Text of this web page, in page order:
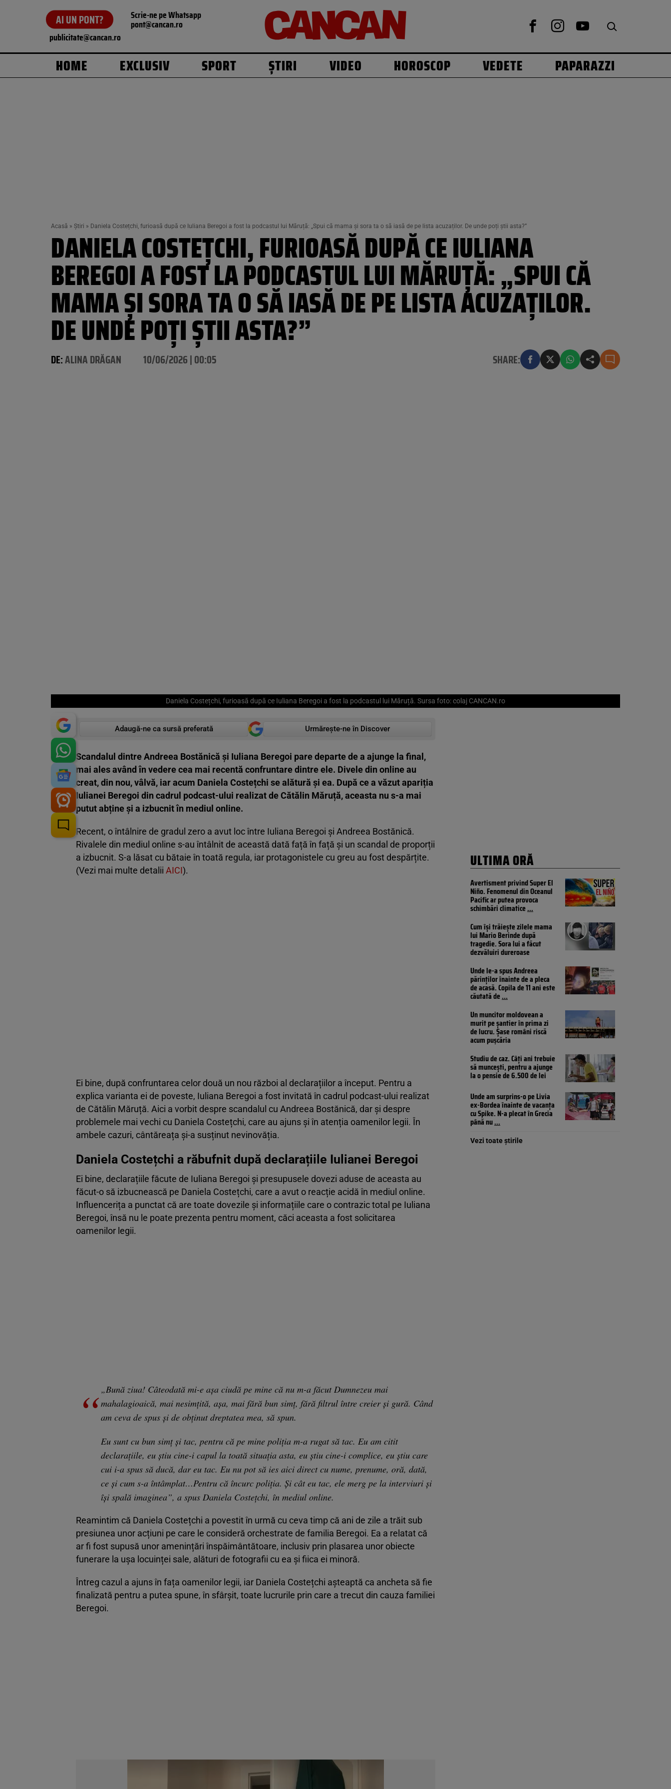
AI UN PONT? Scrie-ne pe Whatsapp
pont@cancan.ro
publicitate@cancan.ro
HOME EXCLUSIV SPORT ȘTIRI VIDEO HOROSCOP VEDETE PAPARAZZI
Acasă » Știri » Daniela Costețchi, furioasă după ce Iuliana Beregoi a fost la podcastul lui Măruță: „Spui că mama și sora ta o să iasă de pe lista acuzaților. De unde poți știi asta?”
DANIELA COSTEȚCHI, FURIOASĂ DUPĂ CE IULIANA
BEREGOI A FOST LA PODCASTUL LUI MĂRUȚĂ: „SPUI CĂ
MAMA ȘI SORA TA O SĂ IASĂ DE PE LISTA ACUZAȚILOR.
DE UNDE POȚI ȘTII ASTA?”
DE:ALINA DRĂGAN 10/06/2026 | 00:05 SHARE:
Daniela Costețchi, furioasă după ce Iuliana Beregoi a fost la podcastul lui Măruță. Sursa foto: colaj CANCAN.ro
Adaugă-ne ca sursă preferată Urmărește-ne în Discover
Scandalul dintre Andreea Bostănică și Iuliana Beregoi pare departe de a ajunge la final,
mai ales având în vedere cea mai recentă confruntare dintre ele. Divele din online au
creat, din nou, vâlvă, iar acum Daniela Costețchi se alătură și ea. După ce a văzut apariția
Iulianei Beregoi din cadrul podcast-ului realizat de Cătălin Măruță, aceasta nu s-a mai
putut abține și a izbucnit în mediul online.
Recent, o întâlnire de gradul zero a avut loc între Iuliana Beregoi și Andreea Bostănică.
Rivalele din mediul online s-au întâlnit de această dată față în față și un scandal de proporții
a izbucnit. S-a lăsat cu bătaie în toată regula, iar protagonistele cu greu au fost despărțite.
(Vezi mai multe detalii AICI).
Ei bine, după confruntarea celor două un nou război al declarațiilor a început. Pentru a
explica varianta ei de poveste, Iuliana Beregoi a fost invitată în cadrul podcast-ului realizat
de Cătălin Măruță. Aici a vorbit despre scandalul cu Andreea Bostănică, dar și despre
problemele mai vechi cu Daniela Costețchi, care au ajuns și în atenția oamenilor legii. În
ambele cazuri, cântăreața și-a susținut nevinovăția.
Daniela Costețchi a răbufnit după declarațiile Iulianei Beregoi
Ei bine, declarațiile făcute de Iuliana Beregoi și presupusele dovezi aduse de aceasta au
făcut-o să izbucnească pe Daniela Costețchi, care a avut o reacție acidă în mediul online.
Influencerița a punctat că are toate dovezile și informațiile care o contrazic total pe Iuliana
Beregoi, însă nu le poate prezenta pentru moment, căci aceasta a fost solicitarea
oamenilor legii.
„Bună ziua! Câteodată mi-e așa ciudă pe mine că nu m-a făcut Dumnezeu mai
mahalagioaică, mai nesimțită, așa, mai fără bun simț, fără filtrul între creier și gură. Când
am ceva de spus și de obținut dreptatea mea, să spun.
Eu sunt cu bun simț și tac, pentru că pe mine poliția m-a rugat să tac. Eu am citit
declarațiile, eu știu cine-i capul la toată situația asta, eu știu cine-i complice, eu știu care
cui i-a spus să ducă, dar eu tac. Eu nu pot să ies aici direct cu nume, prenume, oră, dată,
ce și cum s-a întâmplat…Pentru că încurc poliția. Și cât eu tac, ele merg pe la interviuri și
își spală imaginea”, a spus Daniela Costețchi, în mediul online.
Reamintim că Daniela Costețchi a povestit în urmă cu ceva timp că ani de zile a trăit sub
presiunea unor acțiuni pe care le consideră orchestrate de familia Beregoi. Ea a relatat că
ar fi fost supusă unor amenințări înspăimântătoare, inclusiv prin plasarea unor obiecte
funerare la ușa locuinței sale, alături de fotografii cu ea și fiica ei minoră.
Întreg cazul a ajuns în fața oamenilor legii, iar Daniela Costețchi așteaptă ca ancheta să fie
finalizată pentru a putea spune, în sfârșit, toate lucrurile prin care a trecut din cauza familiei
Beregoi.
ULTIMA ORĂ
Avertisment privind Super El
Niño. Fenomenul din Oceanul
Pacific ar putea provoca
schimbări climatice...
Cum își trăiește zilele mama
lui Mario Berinde după
tragedie. Sora lui a făcut
dezvăluiri dureroase
Unde le-a spus Andreea
părinților înainte de a pleca
de acasă. Copila de 11 ani este
căutată de...
Un muncitor moldovean a
murit pe șantier în prima zi
de lucru. Șase români riscă
acum pușcăria
Studiu de caz. Câți ani trebuie
să muncești, pentru a ajunge
la o pensie de 6.500 de lei
Unde am surprins-o pe Livia
ex-Bordea înainte de vacanța
cu Spike. N-a plecat în Grecia
până nu...
Vezi toate știrile